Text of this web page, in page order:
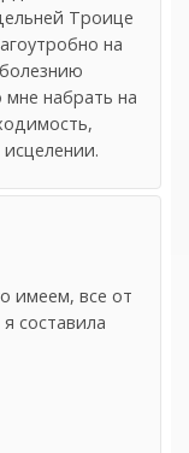
Троице
на
набрать на
имеем, все от
составила